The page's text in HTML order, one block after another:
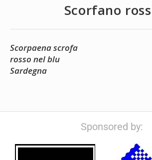
Scorfano
Scorpaena scrofa
rosso nel blu
Sardegna
Sponsored by: